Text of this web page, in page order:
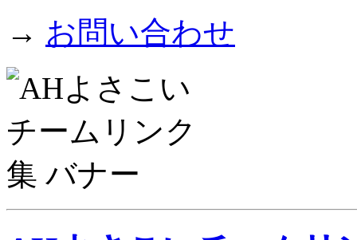
→ お問い合わせ